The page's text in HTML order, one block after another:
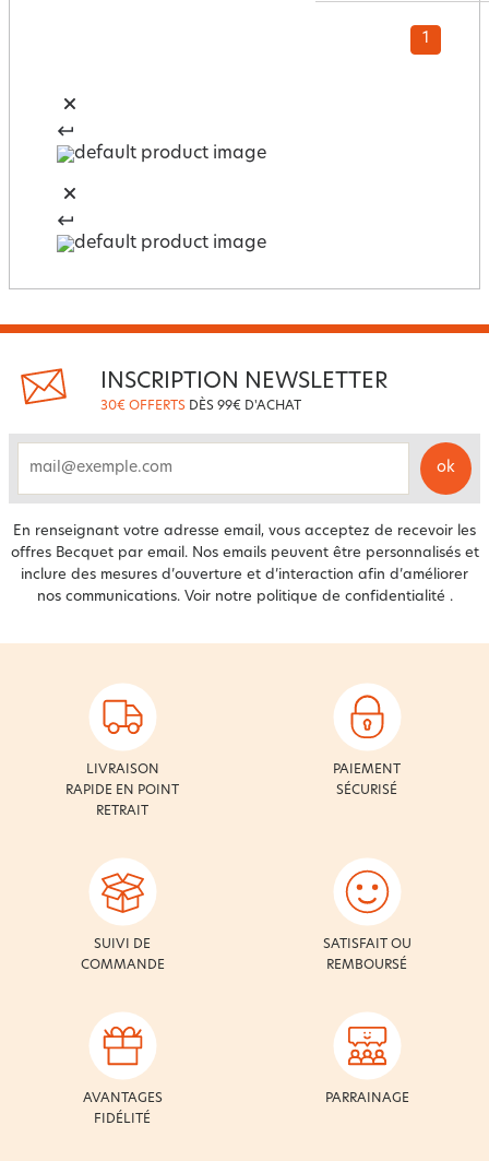
1
INSCRIPTION NEWSLETTER
30€ OFFERTS DÈS 99€ D'ACHAT
ok
En renseignant votre adresse email, vous acceptez de recevoir les
offres Becquet par email. Nos emails peuvent être personnalisés et
inclure des mesures d’ouverture et d’interaction afin d’améliorer
nos communications. Voir notre politique de confidentialité .
LIVRAISON
RAPIDE EN POINT
RETRAIT
PAIEMENT
SÉCURISÉ
SUIVI DE
COMMANDE
SATISFAIT OU
REMBOURSÉ
AVANTAGES
FIDÉLITÉ
PARRAINAGE